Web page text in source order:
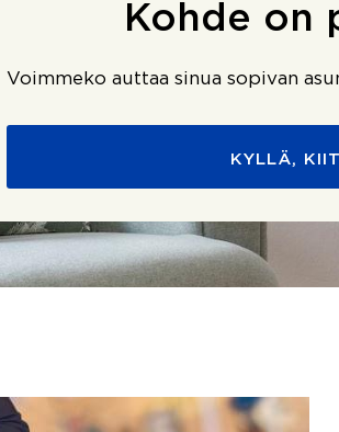
Kohde on
Voimmeko auttaa sinua sopivan
KYLLÄ,